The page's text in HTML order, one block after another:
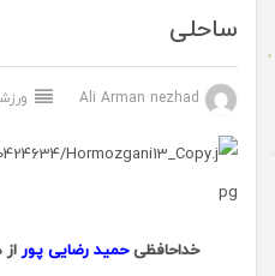
ساحلی
خداحافظیحمید رضایی پوراز